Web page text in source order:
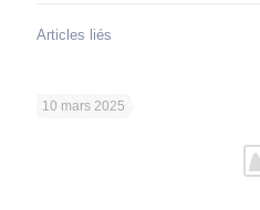
Articles liés
10 mars 2025